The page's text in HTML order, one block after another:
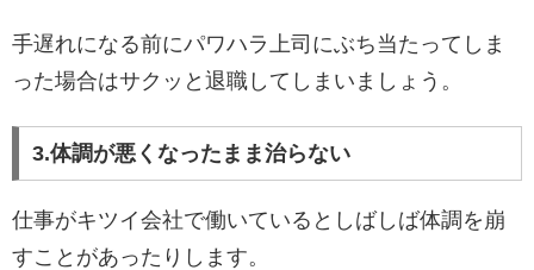
手遅れになる前にパワハラ上司にぶち当たってしま
った場合はサクッと退職してしまいましょう。
3.体調が悪くなったまま治らない
仕事がキツイ会社で働いているとしばしば体調を崩
すことがあったりします。